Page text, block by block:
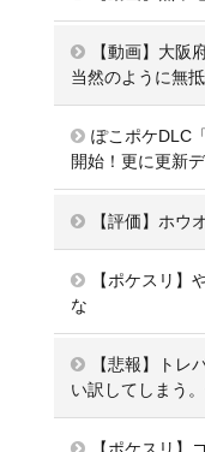
【動画】大阪
当然のように無
ぽこポケDLC
開始！更に更新
【評価】ホウ
【ポケスリ】
な
【悲報】トレ
い訳してしまう